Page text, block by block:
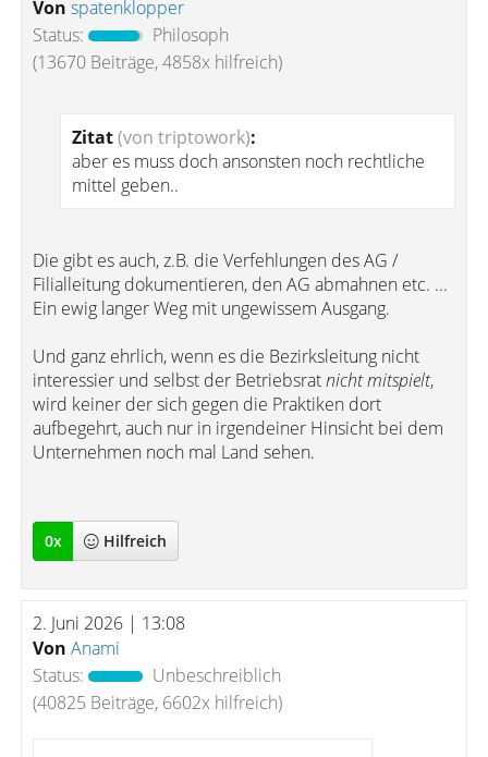
Von spatenklopper
Status:
Philosoph
(13670 Beiträge, 4858x hilfreich)
Zitat(von triptowork):
aber es muss doch ansonsten noch rechtliche
mittel geben..
Die gibt es auch, z.B. die Verfehlungen des AG /
Filialleitung dokumentieren, den AG abmahnen etc. ...
Ein ewig langer Weg mit ungewissem Ausgang.
Und ganz ehrlich, wenn es die Bezirksleitung nicht
interessier und selbst der Betriebsratnicht mitspielt,
wird keiner der sich gegen die Praktiken dort
aufbegehrt, auch nur in irgendeiner Hinsicht bei dem
Unternehmen noch mal Land sehen.
0x Hilfreich
2. Juni 2026 | 13:08
Von Anami
Status:
Unbeschreiblich
(40825 Beiträge, 6602x hilfreich)